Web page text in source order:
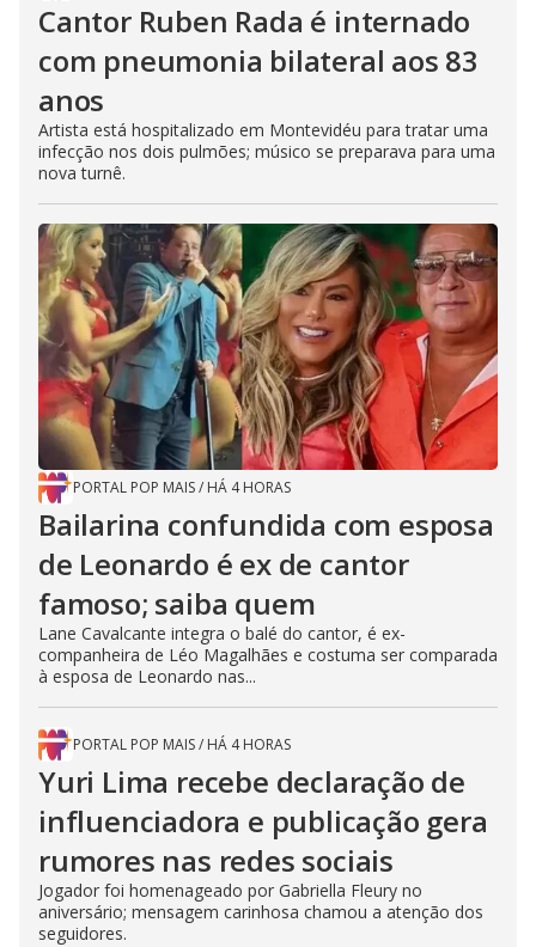
Cantor Ruben Rada é internado
com pneumonia bilateral aos 83
anos
Artista está hospitalizado em Montevidéu para tratar uma
infecção nos dois pulmões; músico se preparava para uma
nova turnê.
PORTAL POP MAIS/ HÁ 4 HORAS
Bailarina confundida com esposa
de Leonardo é ex de cantor
famoso; saiba quem
Lane Cavalcante integra o balé do cantor, é ex-
companheira de Léo Magalhães e costuma ser comparada
à esposa de Leonardo nas...
PORTAL POP MAIS/ HÁ 4 HORAS
Yuri Lima recebe declaração de
influenciadora e publicação gera
rumores nas redes sociais
Jogador foi homenageado por Gabriella Fleury no
aniversário; mensagem carinhosa chamou a atenção dos
seguidores.